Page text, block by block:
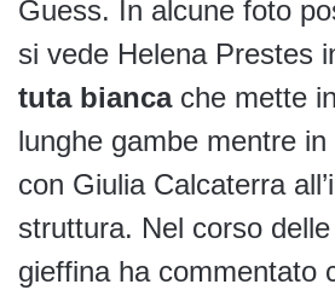
Guess. In alcune foto
si vede Helena Prestes
tuta biancache mette
lunghe gambe mentre in
con Giulia Calcaterra
struttura. Nel corso
gieffina ha commentato